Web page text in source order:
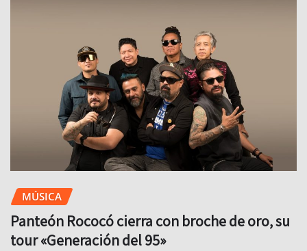
MÚSICA
Panteón Rococó cierra con broche de oro, su
tour «Generación del 95»